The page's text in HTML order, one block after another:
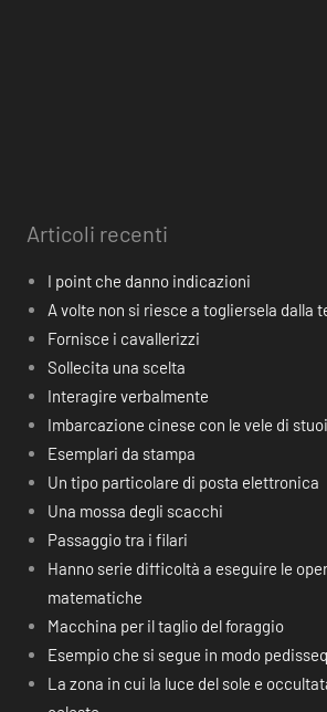
Articoli recenti
I point che danno indicazioni
A volte non si riesce a togliersela dalla
Fornisce i cavallerizzi
Sollecita una scelta
Interagire verbalmente
Imbarcazione cinese con le vele di
Esemplari da stampa
Un tipo particolare di posta elettronica
Una mossa degli scacchi
Passaggio tra i filari
Hanno serie difficoltà a eseguire le
matematiche
Macchina per il taglio del foraggio
Esempio che si segue in modo
La zona in cui la luce del sole e